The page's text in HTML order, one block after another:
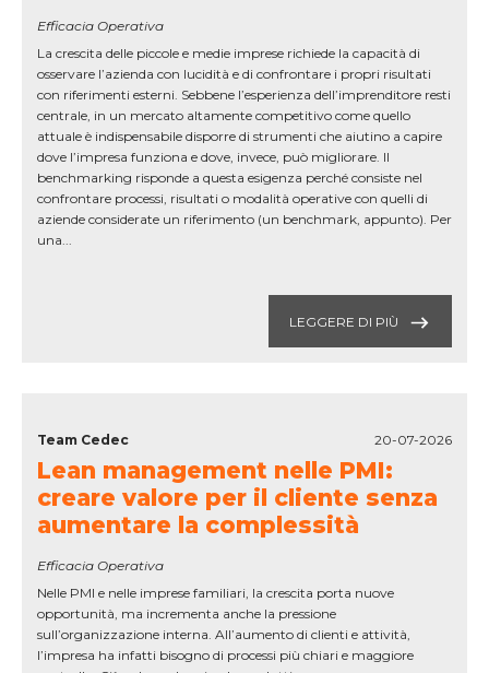
Efficacia Operativa
La crescita delle piccole e medie imprese richiede la capacità di
osservare l’azienda con lucidità e di confrontare i propri risultati
con riferimenti esterni. Sebbene l’esperienza dell’imprenditore resti
centrale, in un mercato altamente competitivo come quello
attuale è indispensabile disporre di strumenti che aiutino a capire
dove l’impresa funziona e dove, invece, può migliorare. Il
benchmarking risponde a questa esigenza perché consiste nel
confrontare processi, risultati o modalità operative con quelli di
aziende considerate un riferimento (un benchmark, appunto). Per
una...
LEGGERE DI PIÙ
Team Cedec 20-07-2026
Lean management nelle PMI:
creare valore per il cliente senza
aumentare la complessità
Efficacia Operativa
Nelle PMI e nelle imprese familiari, la crescita porta nuove
opportunità, ma incrementa anche la pressione
sull’organizzazione interna. All’aumento di clienti e attività,
l’impresa ha infatti bisogno di processi più chiari e maggiore